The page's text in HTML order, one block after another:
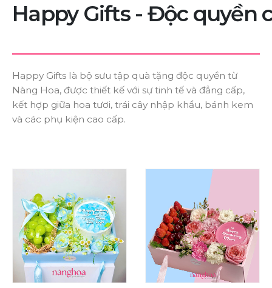
HappyGifts - Độc quyền
Happy Gifts là bộ sưu tập quà tặng độc quyền từ
Nàng Hoa, được thiết kế với sự tinh tế và đẳng cấp,
kết hợp giữa hoa tươi, trái cây nhập khẩu, bánh kem
và các phụ kiện cao cấp.